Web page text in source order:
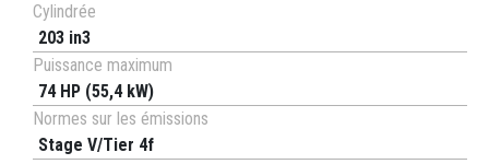
Cylindrée
203 in3
Puissance maximum
74 HP (55,4 kW)
Normes sur les émissions
Stage V/Tier 4f